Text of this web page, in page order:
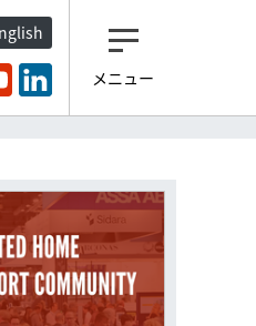
メニュー
産業ニュース「トラベ
みですよね？
だ登録していないなら…
いますぐ登録する